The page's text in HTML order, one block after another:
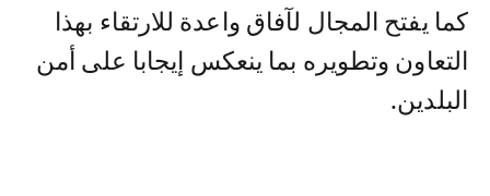
كما يفتح المجال لآفاق واعدة للارتقاء بهذا
التعاون وتطويره بما ينعكس إيجابا على أمن
البلدين.